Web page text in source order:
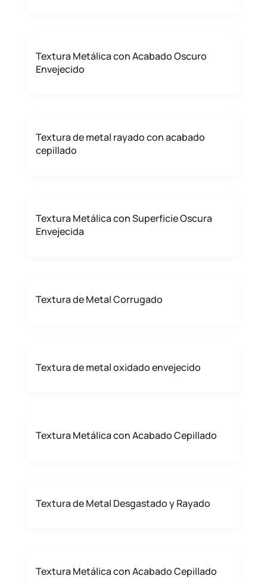
Textura Metálica con Acabado Oscuro
Envejecido
Textura de metal rayado con acabado
cepillado
Textura Metálica con Superficie Oscura
Envejecida
Textura de Metal Corrugado
Textura de metal oxidado envejecido
Textura Metálica con Acabado Cepillado
Textura de Metal Desgastado y Rayado
Textura Metálica con Acabado Cepillado